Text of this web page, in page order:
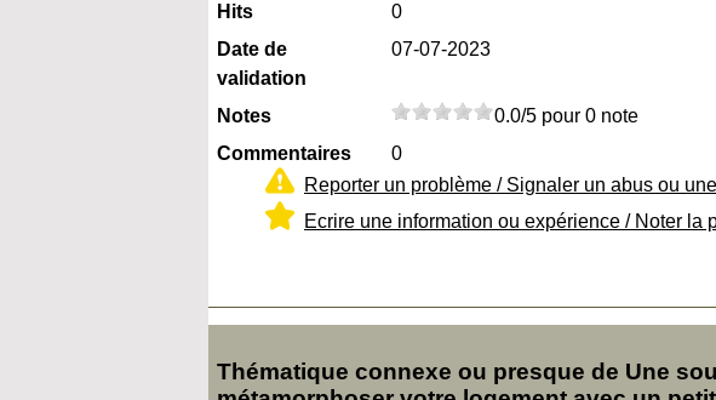
Hits
0
Date de
validation
07-07-2023
Notes
0.0/5 pour 0 note
Commentaires
0
Reporter un problème / Signaler un abus ou
Ecrire une information ou expérience / Noter la
Thématique connexe ou presque de Une